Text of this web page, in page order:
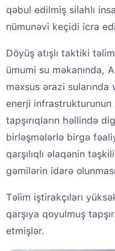
qəbul edilmiş silahlı
nümunəvi keçidi icra
Döyüş atışlı taktiki
ümumi su məkanında,
məxsus ərazi
enerji
tapşırıqların həllində
birləşmələrlə birgə
qarşılıqlı əlaqənin
gəmilərin idarə
Təlim iştirakçıları
qarşıya qoyulmuş
etmişlər.